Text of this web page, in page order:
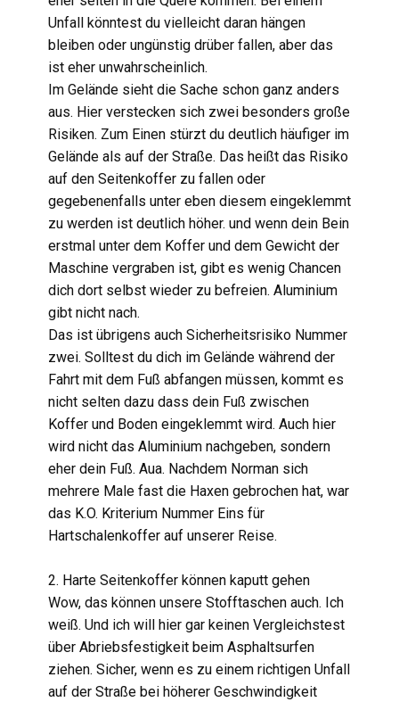
Unfall könntest du vielleicht daran hängen
bleiben oder ungünstig drüber fallen, aber das
ist eher unwahrscheinlich.
Im Gelände sieht die Sache schon ganz anders
aus. Hier verstecken sich zwei besonders große
Risiken. Zum Einen stürzt du deutlich häufiger im
Gelände als auf der Straße. Das heißt das Risiko
auf den Seitenkoffer zu fallen oder
gegebenenfalls unter eben diesem eingeklemmt
zu werden ist deutlich höher. und wenn dein Bein
erstmal unter dem Koffer und dem Gewicht der
Maschine vergraben ist, gibt es wenig Chancen
dich dort selbst wieder zu befreien. Aluminium
gibt nicht nach.
Das ist übrigens auch Sicherheitsrisiko Nummer
zwei. Solltest du dich im Gelände während der
Fahrt mit dem Fuß abfangen müssen, kommt es
nicht selten dazu dass dein Fuß zwischen
Koffer und Boden eingeklemmt wird. Auch hier
wird nicht das Aluminium nachgeben, sondern
eher dein Fuß. Aua. Nachdem Norman sich
mehrere Male fast die Haxen gebrochen hat, war
das K.O. Kriterium Nummer Eins für
Hartschalenkoffer auf unserer Reise.
2. Harte Seitenkoffer können kaputt gehen
Wow, das können unsere Stofftaschen auch. Ich
weiß. Und ich will hier gar keinen Vergleichstest
über Abriebsfestigkeit beim Asphaltsurfen
ziehen. Sicher, wenn es zu einem richtigen Unfall
auf der Straße bei höherer Geschwindigkeit